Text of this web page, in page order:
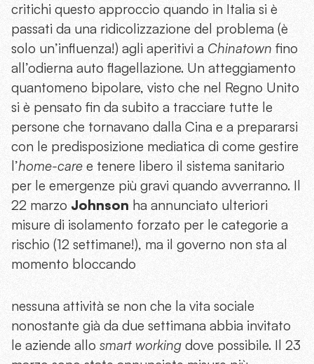
critichi questo approccio quando in Italia si è
passati da una ridicolizzazione del problema (è
solo un’influenza!) agli aperitivi a Chinatown fino
all’odierna auto flagellazione. Un atteggiamento
quantomeno bipolare, visto che nel Regno Unito
si è pensato fin da subito a tracciare tutte le
persone che tornavano dalla Cina e a prepararsi
con le predisposizione mediatica di come gestire
l’home-care e tenere libero il sistema sanitario
per le emergenze più gravi quando avverranno. Il
22 marzo Johnson ha annunciato ulteriori
misure di isolamento forzato per le categorie a
rischio (12 settimane!), ma il governo non sta al
momento bloccando
nessuna attività se non che la vita sociale
nonostante già da due settimana abbia invitato
le aziende allo smart working dove possibile. Il 23